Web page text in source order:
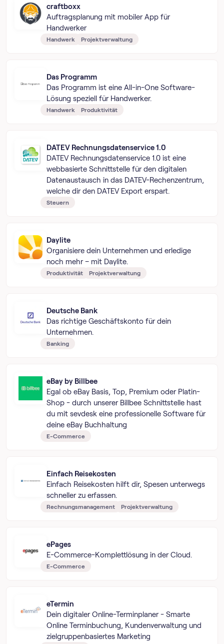
craftboxx
Auftragsplanung mit mobiler App für
Handwerker
Handwerk Projektverwaltung
Das Programm
Das Programm ist eine All-in-One Software-
Lösung speziell für Handwerker.
Handwerk Produktivität
DATEV Rechnungs­daten­service 1.0
DATEV Rechnungs­daten­service 1.0 ist eine
webbasierte Schnittstelle für den digitalen
Datenaustausch in das DATEV-Rechenzentrum,
welche dir den DATEV Export erspart.
Steuern
Daylite
Organisiere dein Unternehmen und erledige
noch mehr – mit Daylite.
Produktivität Projektverwaltung
Deutsche Bank
Das richtige Geschäftskonto für dein
Unternehmen.
Banking
eBay by Billbee
Egal ob eBay Basis, Top, Premium oder Platin-
Shop - durch unserer Billbee Schnittstelle hast
du mit sevdesk eine professionelle Software für
deine eBay Buchhaltung
E-Commerce
Einfach Reisekosten
Einfach Reisekosten hilft dir, Spesen unterwegs
schneller zu erfassen.
Rechnungsmanagement Projektverwaltung
ePages
E-Commerce-Komplettlösung in der Cloud.
E-Commerce
eTermin
Dein digitaler Online-Terminplaner - Smarte
Online Terminbuchung, Kundenverwaltung und
zielgruppenbasiertes Marketing